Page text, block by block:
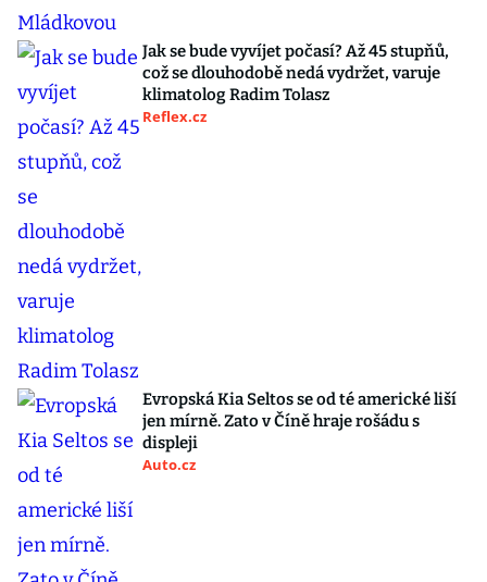
Jak se bude vyvíjet počasí? Až 45 stupňů,
což se dlouhodobě nedá vydržet, varuje
klimatolog Radim Tolasz
Reflex.cz
Evropská Kia Seltos se od té americké liší
jen mírně. Zato v Číně hraje rošádu s
displeji
Auto.cz